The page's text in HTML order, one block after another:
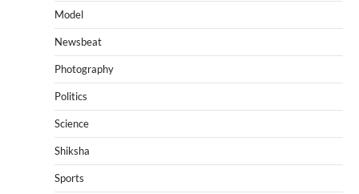
Model
Newsbeat
Photography
Politics
Science
Shiksha
Sports